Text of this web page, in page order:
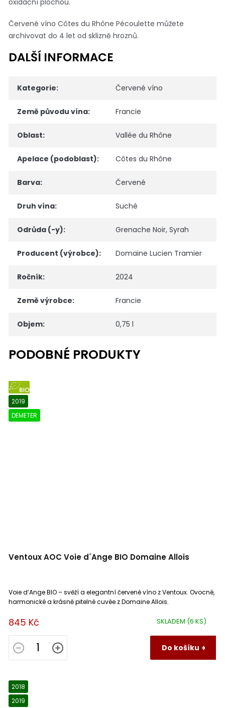
Červené víno Côtes du Rhône Pécoulette můžete
archivovat do 4 let od sklizně hroznů.
DALŠÍ INFORMACE
Kategorie: Červené víno
Země původu vína: Francie
Oblast: Vallée du Rhône
Apelace (podoblast): Côtes du Rhône
Barva: Červené
Druh vína: Suché
Odrůda (-y): Grenache Noir, Syrah
Producent (výrobce): Domaine Lucien Tramier
Ročník: 2024
Země výrobce: Francie
Objem: 0,75 l
BIO
2019
DEMETER
Ventoux AOC Voie d´Ange BIO Domaine Allois
SKLADEM (6 KS)
845 Kč
Do košíku
Voie d’Ange BIO – svěží a elegantní červené víno z Ventoux. Ovocné,
harmonické a krásně pitelné cuvée z Domaine Allois.
2018
2019